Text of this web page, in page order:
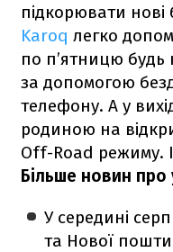
підкорювати нові
Karoq легко
по п’ятницю будь
за допомогою
телефону. А у
родиною на
Off-Road режиму.
Більше новин про
У середині
та Нової